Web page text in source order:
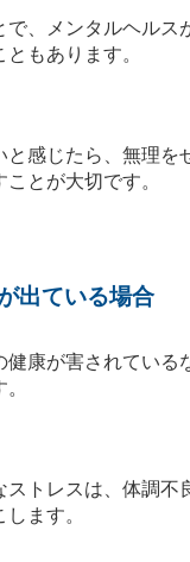
で、メンタルヘルス
もあります。
と感じたら、無理を
とが大切です。
出ている場合
健康が害されている
ストレスは、体調不
ます。